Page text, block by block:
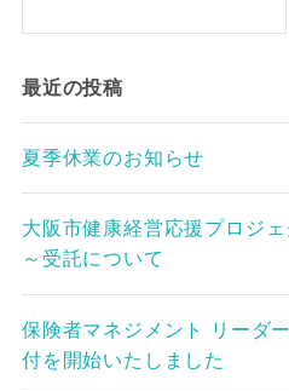
最近の投稿
夏季休業のお知らせ
大阪市健康経営応援プロジ
～受託について
保険者マネジメント リーダ
付を開始いたしました